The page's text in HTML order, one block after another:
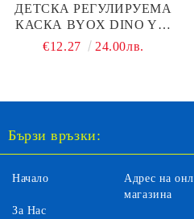
ДЕТСКА РЕГУЛИРУЕМА
КАСКА BYOX DINO Y27
48-54
€12.27 24.00лв.
Бързи връзки:
Начало
За Нас
Адрес на
магазина